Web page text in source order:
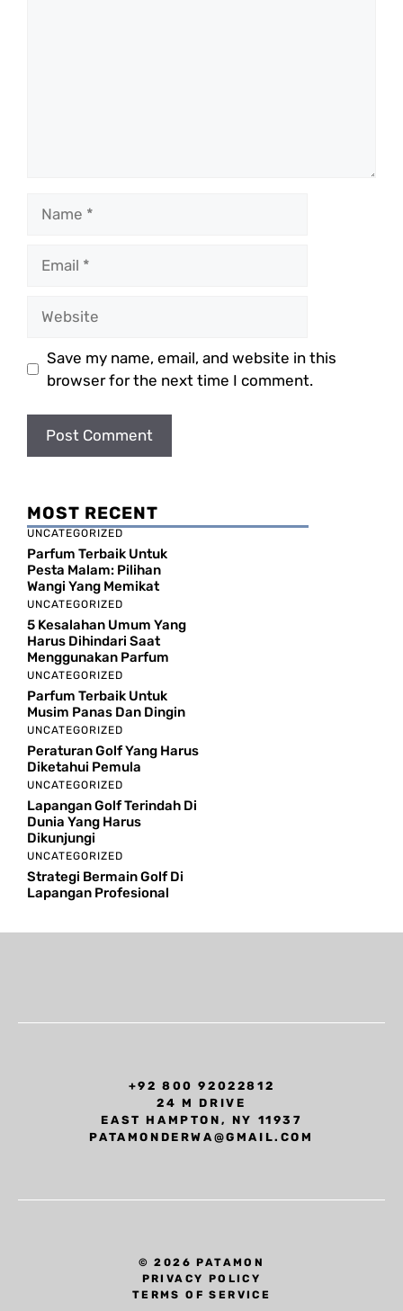
Save my name, email, and website in this
browser for the next time I comment.
MOST RECENT
UNCATEGORIZED
Parfum Terbaik Untuk
Pesta Malam: Pilihan
Wangi Yang Memikat
UNCATEGORIZED
5 Kesalahan Umum Yang
Harus Dihindari Saat
Menggunakan Parfum
UNCATEGORIZED
Parfum Terbaik Untuk
Musim Panas Dan Dingin
UNCATEGORIZED
Peraturan Golf Yang Harus
Diketahui Pemula
UNCATEGORIZED
Lapangan Golf Terindah Di
Dunia Yang Harus
Dikunjungi
UNCATEGORIZED
Strategi Bermain Golf Di
Lapangan Profesional
+92 800 92022812
24 M DRIVE
EAST HAMPTON, NY 11937
PATAMONDERWA@GMAIL.COM
© 2026 PATAMON
PRIVACY POLICY
TERMS OF SERVICE